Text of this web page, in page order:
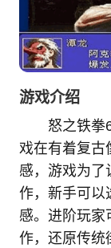
游戏介绍
怒之铁拳
戏在有着复古
感，游戏为了
作，新手可以
感。进阶玩家
作，还原传统